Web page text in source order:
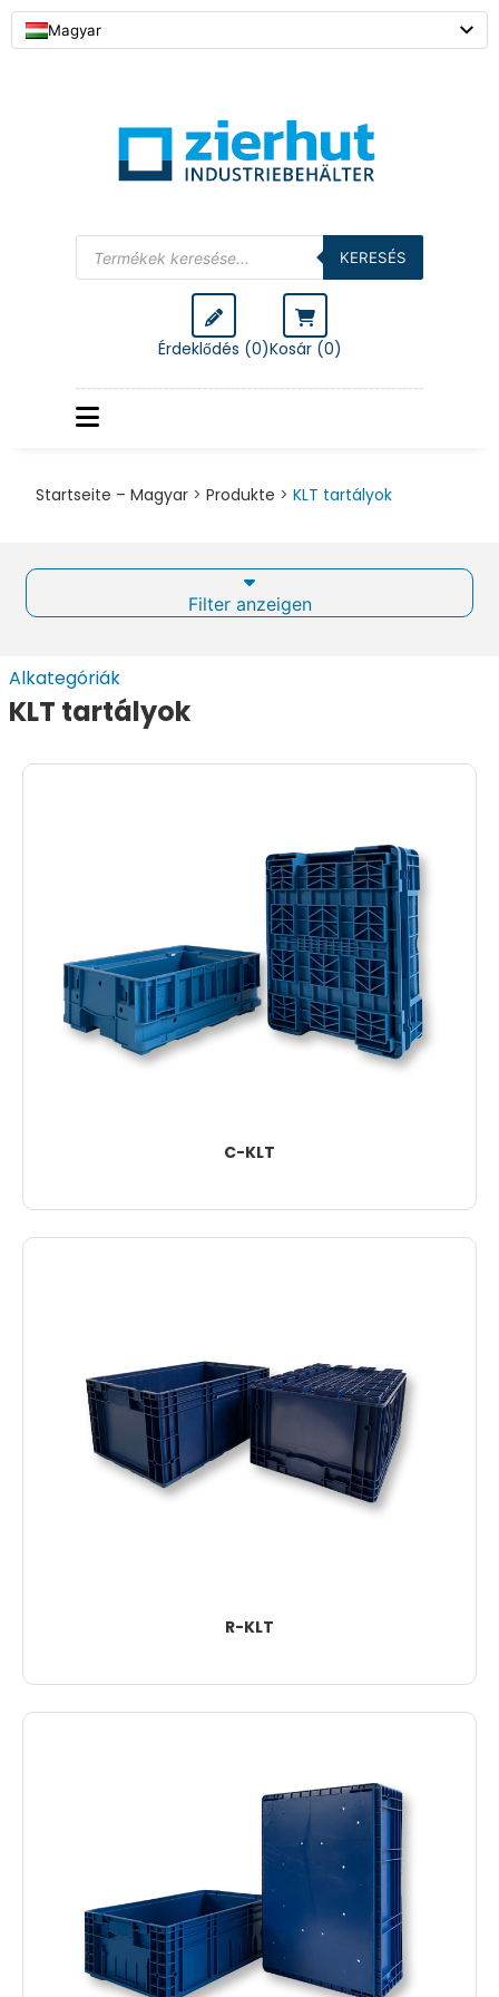
Magyar
Products
search KERESÉS
Érdeklődés (0)Kosár (0)
Startseite – Magyar > Produkte > KLT tartályok
Filter anzeigen
Alkategóriák
KLT tartályok
C-KLT
R-KLT